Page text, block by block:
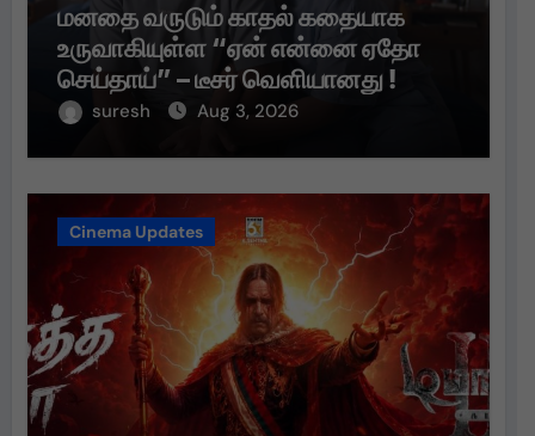
மனதை வருடும் காதல் கதையாக
உருவாகியுள்ள “ஏன் என்னை ஏதோ
செய்தாய்” – டீசர் வெளியானது !
suresh Aug 3, 2026
Cinema Updates